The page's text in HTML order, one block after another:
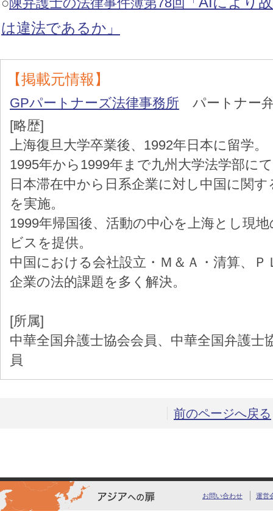
は違法であるか 」
【掲載元情報】
GPパートナーズ法律事務所 パートナー
[略歴]
上海復旦大学卒業後、1992年日本に留学。
1995年から1999年まで九州大学法学部に
日本滞在中から日系企業に対し中国に関
を実施。
1999年帰国後、活動の中心を上海とし現
ビスを提供。
中国における会社設立・Ｍ＆Ａ・清算、Ｐ
企業の法的課題を多く解決。
[所属]
中華全国弁護士協会会員、中華全国弁護士
員
前のページへ戻る
お問い合わせ 運営